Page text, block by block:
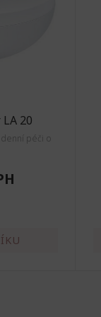
20
péči o